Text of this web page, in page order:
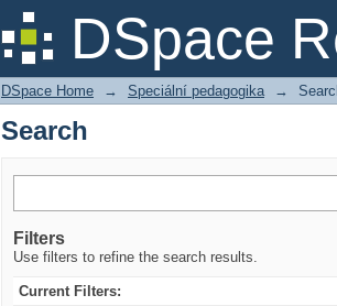
DSpace
Search
DSpace Home → Speciální pedagogika →
Search
Filters
Use filters to refine the search results.
Current Filters: